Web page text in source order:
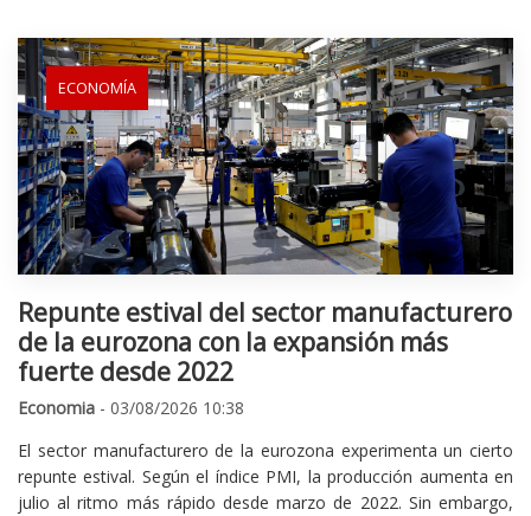
ECONOMÍA
Repunte estival del sector manufacturero
de la eurozona con la expansión más
fuerte desde 2022
Economia - 03/08/2026 10:38
El sector manufacturero de la eurozona experimenta un cierto
repunte estival. Según el índice PMI, la producción aumenta en
julio al ritmo más rápido desde marzo de 2022. Sin embargo,